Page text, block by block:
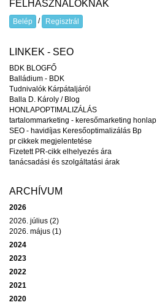
FELHASZNÁLÓKNAK
Belép / Regisztrál
LINKEK - SEO
BDK BLOGFŐ
Balládium - BDK
Tudnivalók Kárpátaljáról
Balla D. Károly / Blog
HONLAPOPTIMALIZÁLÁS
tartalommarketing - keresőmarketing honlap
SEO - havidíjas Keresőoptimalizálás Bp
pr cikkek megjelentetése
Fizetett PR-cikk elhelyezés ára
tanácsadási és szolgáltatási árak
ARCHÍVUM
2026
2026. július (2)
2026. május (1)
2024
2023
2022
2021
2020